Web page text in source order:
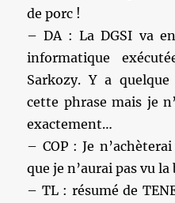
de porc !
– DA : La DGSI va
informatique
Sarkozy. Y a
cette phrase mais je
exactement…
– COP : Je
que je n’aurai pas vu
– TL : résumé de